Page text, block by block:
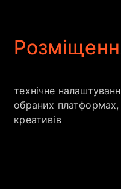
технічне
обраних платформах,
креативів